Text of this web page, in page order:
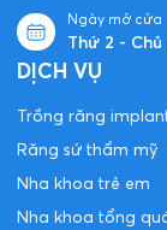
Ngày mở cửa
Thứ 2 -
DỊCH VỤ
Trồng răng
Răng sứ thẩm mỹ
Nha khoa trẻ em
Nha khoa tổng